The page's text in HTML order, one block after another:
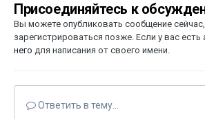
Присоединяйтесь к
Вы можете опубликовать сообщение
зарегистрироваться позже. Если у вас есть
него для написания от своего имени.
Ответить в тему...